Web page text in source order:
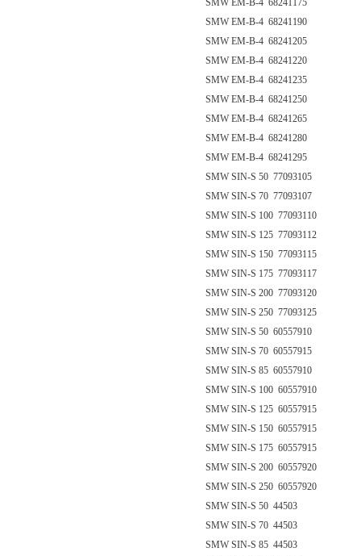
SMW EM-B-4 68241175
SMW EM-B-4 68241190
SMW EM-B-4 68241205
SMW EM-B-4 68241220
SMW EM-B-4 68241235
SMW EM-B-4 68241250
SMW EM-B-4 68241265
SMW EM-B-4 68241280
SMW EM-B-4 68241295
SMW SIN-S 50 77093105
SMW SIN-S 70 77093107
SMW SIN-S 100 77093110
SMW SIN-S 125 77093112
SMW SIN-S 150 77093115
SMW SIN-S 175 77093117
SMW SIN-S 200 77093120
SMW SIN-S 250 77093125
SMW SIN-S 50 60557910
SMW SIN-S 70 60557915
SMW SIN-S 85 60557910
SMW SIN-S 100 60557910
SMW SIN-S 125 60557915
SMW SIN-S 150 60557915
SMW SIN-S 175 60557915
SMW SIN-S 200 60557920
SMW SIN-S 250 60557920
SMW SIN-S 50 44503
SMW SIN-S 70 44503
SMW SIN-S 85 44503